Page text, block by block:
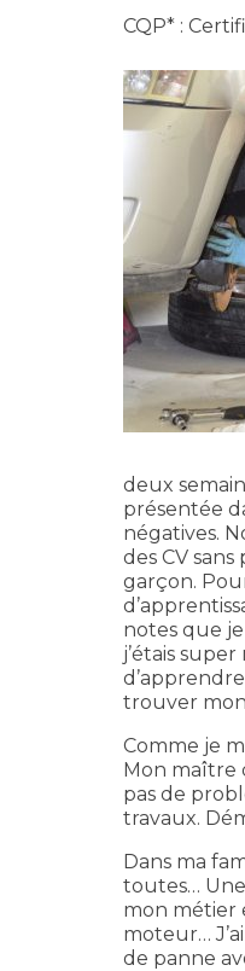
CQP* :
deux
présentée
négatives.
des CV
garçon.
notes que je
j’étais
trouver
Comme je
Mon maître
pas de
travaux.
Dans ma
toutes…
mon métier
moteur…
de panne